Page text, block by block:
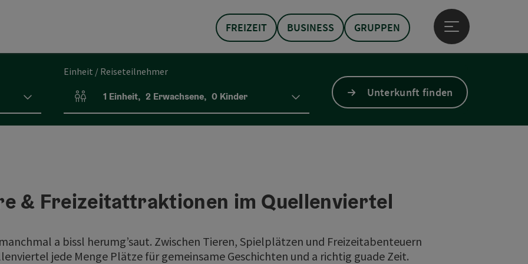
FREIZEIT BUSINESS GRUPPEN
Hauptmenü öffnen
Einheit / Reiseteilnehmer
Einheitenanzahl und Personenfelder
1 Einheit, 2 Erwachsene, 0 Kinder Unterkunft finden
& Freizeitattraktionen im Quellenviertel
a bissl herumg’saut. Zwischen Tieren, Spielplätzen und Freizeitabenteuern
jede Menge Plätze für gemeinsame Geschichten und a richtig guade Zeit.